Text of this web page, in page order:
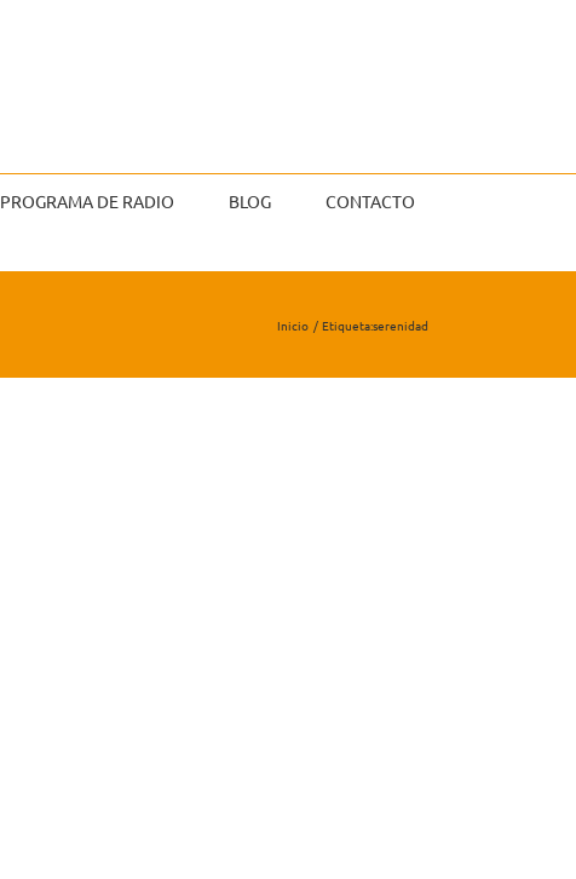
PROGRAMA DE RADIO BLOG CONTACTO
Inicio Etiqueta:serenidad